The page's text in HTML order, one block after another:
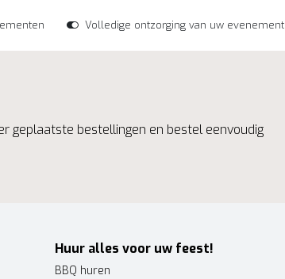
Volledige ontzorging van uw evenement
geplaatste bestellingen en bestel eenvoudig
Huur alles voor uw feest!
BBQ huren